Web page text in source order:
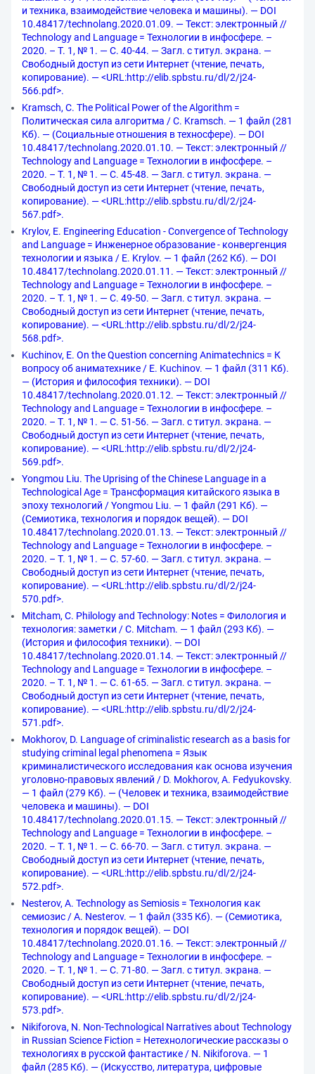
и техника, взаимодействие человека и машины). — DOI
10.48417/technolang.2020.01.09. — Текст: электронный //
Technology and Language = Технологии в инфосфере. –
2020. – Т. 1, № 1. — С. 40-44. — Загл. с титул. экрана. —
Свободный доступ из сети Интернет (чтение, печать,
копирование). — <URL:http://elib.spbstu.ru/dl/2/j24-
566.pdf>.
Kramsch, C. The Political Power of the Algorithm =
Политическая сила алгоритма / C. Kramsch. — 1 файл (281
Кб). — (Социальные отношения в техносфере). — DOI
10.48417/technolang.2020.01.10. — Текст: электронный //
Technology and Language = Технологии в инфосфере. –
2020. – Т. 1, № 1. — С. 45-48. — Загл. с титул. экрана. —
Свободный доступ из сети Интернет (чтение, печать,
копирование). — <URL:http://elib.spbstu.ru/dl/2/j24-
567.pdf>.
Krylov, E. Engineering Education - Сonvergence of Technology
and Language = Инженерное образование - конвергенция
технологии и языка / E. Krylov. — 1 файл (262 Кб). — DOI
10.48417/technolang.2020.01.11. — Текст: электронный //
Technology and Language = Технологии в инфосфере. –
2020. – Т. 1, № 1. — С. 49-50. — Загл. с титул. экрана. —
Свободный доступ из сети Интернет (чтение, печать,
копирование). — <URL:http://elib.spbstu.ru/dl/2/j24-
568.pdf>.
Kuchinov, E. On the Question concerning Animatechnics = К
вопросу об аниматехнике / E. Kuchinov. — 1 файл (311 Кб).
— (История и философия техники). — DOI
10.48417/technolang.2020.01.12. — Текст: электронный //
Technology and Language = Технологии в инфосфере. –
2020. – Т. 1, № 1. — С. 51-56. — Загл. с титул. экрана. —
Свободный доступ из сети Интернет (чтение, печать,
копирование). — <URL:http://elib.spbstu.ru/dl/2/j24-
569.pdf>.
Yongmou Liu. The Uprising of the Chinese Language in a
Technological Age = Трансформация китайского языка в
эпоху технологий / Yongmou Liu. — 1 файл (291 Кб). —
(Семиотика, технология и порядок вещей). — DOI
10.48417/technolang.2020.01.13. — Текст: электронный //
Technology and Language = Технологии в инфосфере. –
2020. – Т. 1, № 1. — С. 57-60. — Загл. с титул. экрана. —
Свободный доступ из сети Интернет (чтение, печать,
копирование). — <URL:http://elib.spbstu.ru/dl/2/j24-
570.pdf>.
Mitcham, C. Philology and Technology: Notes = Филология и
технология: заметки / C. Mitcham. — 1 файл (293 Кб). —
(История и философия техники). — DOI
10.48417/technolang.2020.01.14. — Текст: электронный //
Technology and Language = Технологии в инфосфере. –
2020. – Т. 1, № 1. — С. 61-65. — Загл. с титул. экрана. —
Свободный доступ из сети Интернет (чтение, печать,
копирование). — <URL:http://elib.spbstu.ru/dl/2/j24-
571.pdf>.
Mokhorov, D. Language of criminalistic research as a basis for
studying criminal legal phenomena = Язык
криминалистического исследования как основа изучения
уголовно-правовых явлений / D. Mokhorov, A. Fedyukovsky.
— 1 файл (279 Кб). — (Человек и техника, взаимодействие
человека и машины). — DOI
10.48417/technolang.2020.01.15. — Текст: электронный //
Technology and Language = Технологии в инфосфере. –
2020. – Т. 1, № 1. — С. 66-70. — Загл. с титул. экрана. —
Свободный доступ из сети Интернет (чтение, печать,
копирование). — <URL:http://elib.spbstu.ru/dl/2/j24-
572.pdf>.
Nesterov, A. Technology as Semiosis = Технология как
семиозис / A. Nesterov. — 1 файл (335 Кб). — (Семиотика,
технология и порядок вещей). — DOI
10.48417/technolang.2020.01.16. — Текст: электронный //
Technology and Language = Технологии в инфосфере. –
2020. – Т. 1, № 1. — С. 71-80. — Загл. с титул. экрана. —
Свободный доступ из сети Интернет (чтение, печать,
копирование). — <URL:http://elib.spbstu.ru/dl/2/j24-
573.pdf>.
Nikiforova, N. Non-Technological Narratives about Technology
in Russian Science Fiction = Нетехнологические рассказы о
технологиях в русской фантастике / N. Nikiforova. — 1
файл (285 Кб). — (Искусство, литература, цифровые